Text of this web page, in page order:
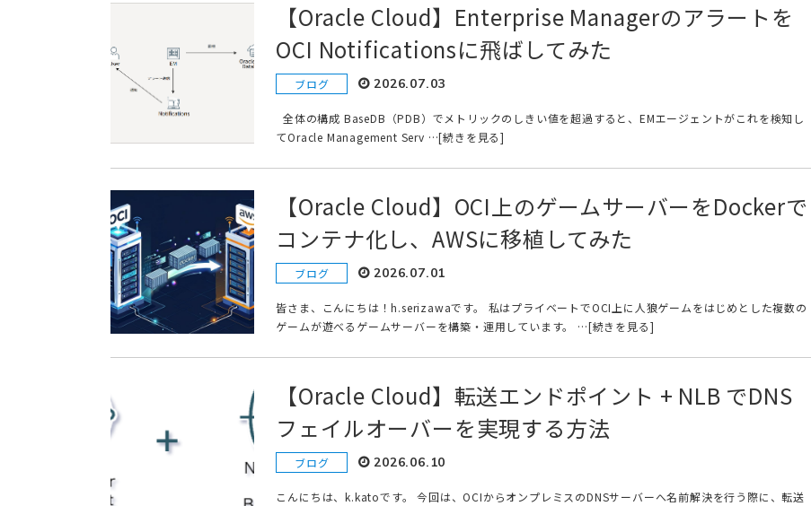
【Oracle Cloud】Enterprise Managerのアラートを
OCI Notificationsに飛ばしてみた
ブログ 2026.07.03
全体の構成 BaseDB（PDB）でメトリックのしきい値を超過すると、EMエージェントがこれを検知し
てOracle Management Serv …[続きを見る]
【Oracle Cloud】OCI上のゲームサーバーをDockerで
コンテナ化し、AWSに移植してみた
ブログ 2026.07.01
皆さま、こんにちは！h.serizawaです。 私はプライベートでOCI上に人狼ゲームをはじめとした複数の
ゲームが遊べるゲームサーバーを構築・運用しています。 …[続きを見る]
【Oracle Cloud】転送エンドポイント + NLB でDNS
フェイルオーバーを実現する方法
ブログ 2026.06.10
こんにちは、k.katoです。 今回は、OCIからオンプレミスのDNSサーバーへ名前解決を行う際に、転送